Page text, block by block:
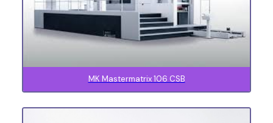
MK Mastermatrix 106 CSB